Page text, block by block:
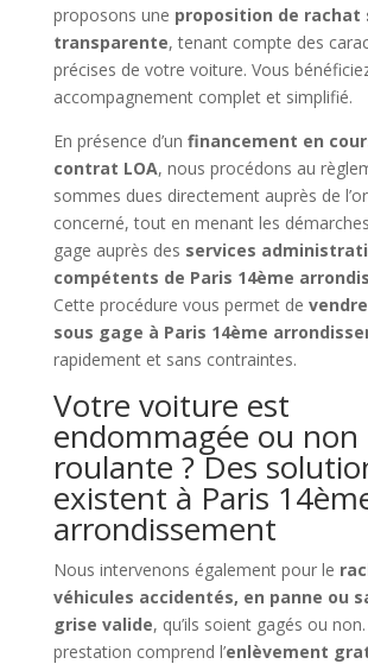
proposons une proposition de rachat
transparente, tenant compte des
précises de votre voiture. Vous
accompagnement complet et simplifié.
En présence d’un financement en
contrat LOA, nous procédons au
sommes dues directement auprès de
concerné, tout en menant les
gage auprès des services
compétents de Paris 14ème
Cette procédure vous permet de
sous gage à Paris 14ème
rapidement et sans contraintes.
Votre voiture est
endommagée ou non
roulante ? Des
existent à Paris
arrondissement
Nous intervenons également pour le
véhicules accidentés, en panne ou
grise valide, qu’ils soient gagés ou
prestation comprend l’enlèvement